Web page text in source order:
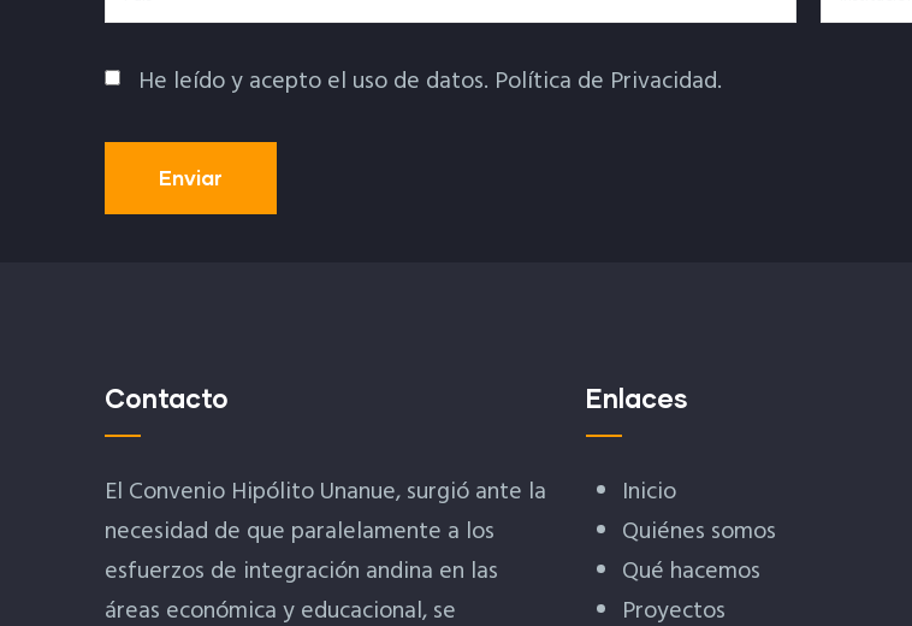
Política De Privacidad
He leído y acepto el uso de datos. Política de Privacidad.
Contacto
El Convenio Hipólito Unanue, surgió ante la
necesidad de que paralelamente a los
esfuerzos de integración andina en las
áreas económica y educacional, se
Enlaces
Inicio
Quiénes somos
Qué hacemos
Proyectos